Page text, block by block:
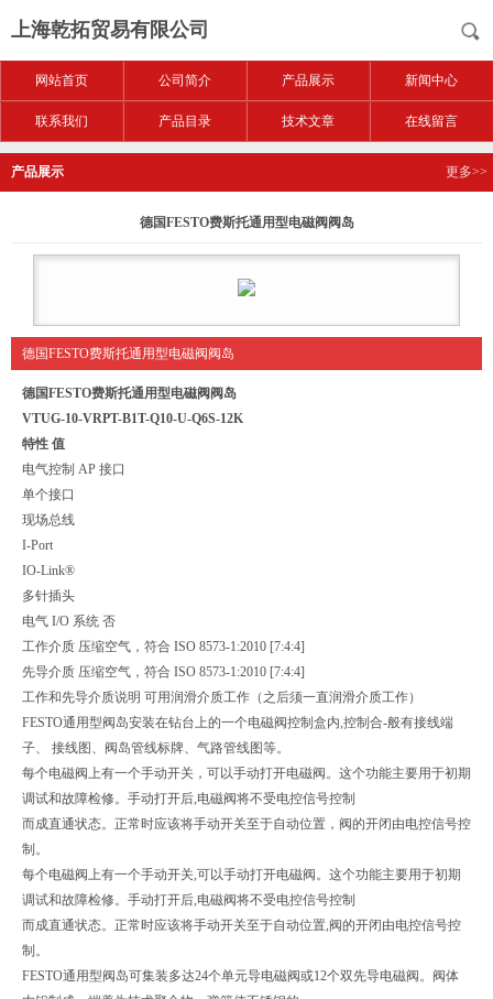
上海乾拓贸易有限公司
网站首页 公司简介 产品展示 新闻中心
联系我们 产品目录 技术文章 在线留言
产品展示 更多>>
德国FESTO费斯托通用型电磁阀阀岛
德国FESTO费斯托通用型电磁阀阀岛
德国FESTO费斯托通用型电磁阀阀岛
VTUG-10-VRPT-B1T-Q10-U-Q6S-12K
特性 值
电气控制 AP 接口
单个接口
现场总线
I-Port
IO-Link®
多针插头
电气 I/O 系统 否
工作介质 压缩空气，符合 ISO 8573-1:2010 [7:4:4]
先导介质 压缩空气，符合 ISO 8573-1:2010 [7:4:4]
工作和先导介质说明 可用润滑介质工作（之后须一直润滑介质工作）
FESTO通用型阀岛安装在钻台上的一个电磁阀控制盒内,控制合-般有接线端
子、 接线图、阀岛管线标牌、气路管线图等。
每个电磁阀上有一个手动开关，可以手动打开电磁阀。这个功能主要用于初期
调试和故障检修。手动打开后,电磁阀将不受电控信号控制
而成直通状态。正常时应该将手动开关至于自动位置，阀的开闭由电控信号控
制。
每个电磁阀上有一个手动开关,可以手动打开电磁阀。这个功能主要用于初期
调试和故障检修。手动打开后,电磁阀将不受电控信号控制
而成直通状态。正常时应该将手动开关至于自动位置,阀的开闭由电控信号控
制。
FESTO通用型阀岛可集装多达24个单元导电磁阀或12个双先导电磁阀。阀体